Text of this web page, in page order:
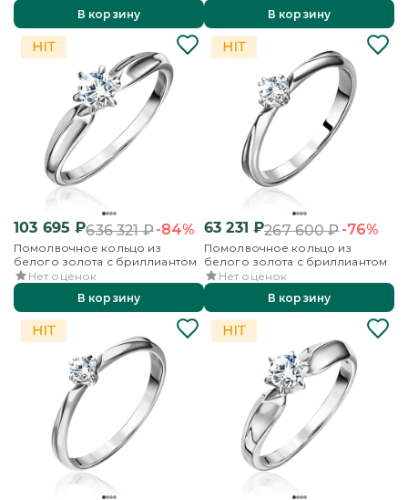
В корзину
В корзину
103 695 ₽636 321₽-84%
Помолвочное кольцо из
белого золота с бриллиантом
Нет оценок
В корзину
63 231 ₽267 600₽-76%
Помолвочное кольцо из
белого золота с бриллиантом
Нет оценок
В корзину